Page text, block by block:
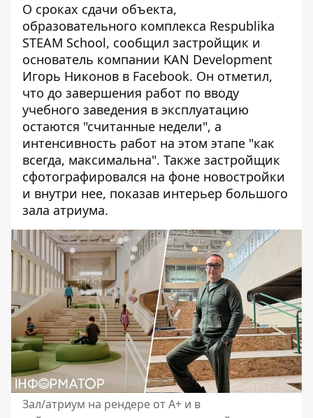
О сроках сдачи объекта,
образовательного комплекса Respublika
STEAM School, сообщил застройщик и
основатель компании KAN Development
Игорь Никонов в Facebook. Он отметил,
что до завершения работ по вводу
учебного заведения в эксплуатацию
остаются "считанные недели", а
интенсивность работ на этом этапе "как
всегда, максимальна". Также застройщик
сфотографировался на фоне новостройки
и внутри нее, показав интерьер большого
зала атриума.
Зал/атриум на рендере от А+ и в